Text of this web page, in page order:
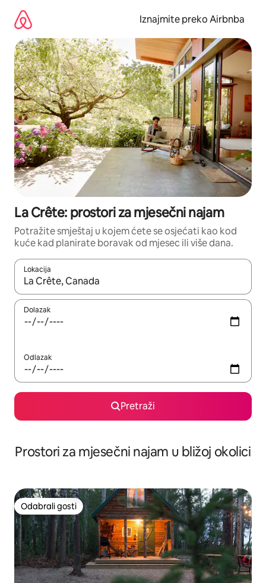
sadržaj
Iznajmite preko Airbnba
La Crête: prostori za mjesečni najam
Potražite smještaj u kojem ćete se osjećati kao kod
kuće kad planirate boravak od mjesec ili više dana.
Lokacija
Kada budu dostupni rezultati, moći ćete ih pregledati
Dolazak
Odlazak
Pretraži
Prostori za mjesečni najam u bližoj okolici
Odabrali gosti
Odabrali gosti